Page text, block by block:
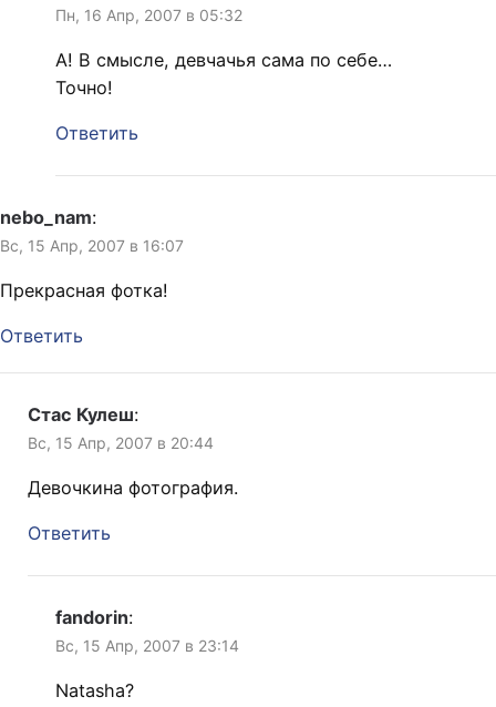
Пн, 16 Апр, 2007 в 05:32
А! В смысле, девчачья сама по себе…
Точно!
Ответить
nebo_nam:
Вс, 15 Апр, 2007 в 16:07
Прекрасная фотка!
Ответить
Стас Кулеш:
Вс, 15 Апр, 2007 в 20:44
Девочкина фотография.
Ответить
fandorin:
Вс, 15 Апр, 2007 в 23:14
Natasha?